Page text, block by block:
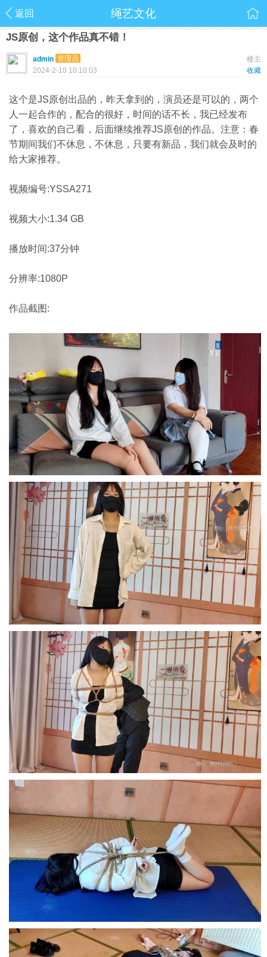
返回 绳艺文化
JS原创，这个作品真不错！
楼主
admin 管理员
收藏
2024-2-10 10:10:03
这个是JS原创出品的，昨天拿到的，演员还是可以的，两个
人一起合作的，配合的很好，时间的话不长，我已经发布
了，喜欢的自己看，后面继续推荐JS原创的作品。注意：春
节期间我们不休息，不休息，只要有新品，我们就会及时的
给大家推荐。
视频编号:YSSA271
视频大小:1.34 GB
播放时间:37分钟
分辨率:1080P
作品截图: